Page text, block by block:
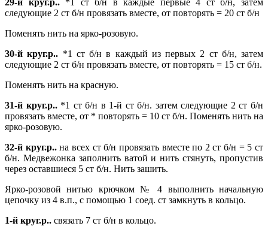
следующие 2 ст б/н провязать вместе, от повторять = 20 ст б/н
Поменять нить на ярко-розовую.
30-й круг.р.. *1 ст б/н в каждый из первых 2 ст б/н, затем
следующие 2 ст б/н провязать вместе, от повторять = 15 ст б/н.
Поменять нить на красную.
31-й круг.р..*1 ст б/н в 1-й ст б/н. затем следующие 2 ст б/н
провязать вместе, от * повторять = 10 ст б/н. Поменять нить на
ярко-розовую.
32-й круг.р..на всех ст б/н провязать вместе по 2 ст б/н = 5 ст
б/н. Медвежонка заполнить ватой и нить стянуть, пропустив
через оставшиеся 5 ст б/н. Нить зашить.
Ярко-розовой нитью крючком № 4 выполнить начальную
цепочку из 4 в.п., с помощью 1 соед. ст замкнуть в кольцо.
1-й круг.р.. связать 7 ст б/н в кольцо.